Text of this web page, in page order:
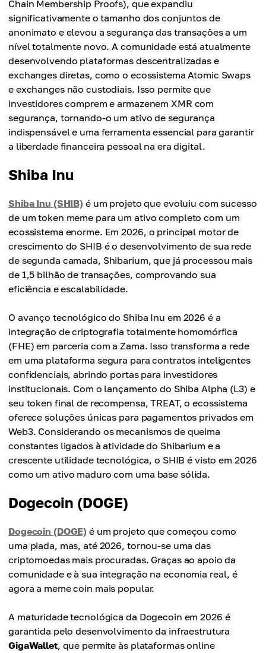
Chain Membership Proofs), que expandiu
significativamente o tamanho dos conjuntos de
anonimato e elevou a segurança das transações a um
nível totalmente novo. A comunidade está atualmente
desenvolvendo plataformas descentralizadas e
exchanges diretas, como o ecossistema Atomic Swaps
e exchanges não custodiais. Isso permite que
investidores comprem e armazenem XMR com
segurança, tornando-o um ativo de segurança
indispensável e uma ferramenta essencial para garantir
a liberdade financeira pessoal na era digital.
Shiba Inu
Shiba Inu (SHIB) é um projeto que evoluiu com sucesso
de um token meme para um ativo completo com um
ecossistema enorme. Em 2026, o principal motor de
crescimento do SHIB é o desenvolvimento de sua rede
de segunda camada, Shibarium, que já processou mais
de 1,5 bilhão de transações, comprovando sua
eficiência e escalabilidade.
O avanço tecnológico do Shiba Inu em 2026 é a
integração de criptografia totalmente homomórfica
(FHE) em parceria com a Zama. Isso transforma a rede
em uma plataforma segura para contratos inteligentes
confidenciais, abrindo portas para investidores
institucionais. Com o lançamento do Shiba Alpha (L3) e
seu token final de recompensa, TREAT, o ecossistema
oferece soluções únicas para pagamentos privados em
Web3. Considerando os mecanismos de queima
constantes ligados à atividade do Shibarium e a
crescente utilidade tecnológica, o SHIB é visto em 2026
como um ativo maduro com uma base sólida.
Dogecoin (DOGE)
Dogecoin (DOGE) é um projeto que começou como
uma piada, mas, até 2026, tornou-se uma das
criptomoedas mais procuradas. Graças ao apoio da
comunidade e à sua integração na economia real, é
agora a meme coin mais popular.
A maturidade tecnológica da Dogecoin em 2026 é
garantida pelo desenvolvimento da infraestrutura
GigaWallet, que permite às plataformas online